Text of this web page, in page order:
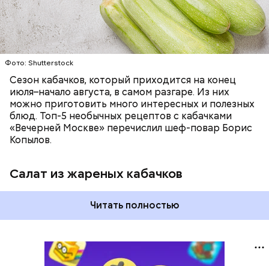
Фото: Shutterstock
Сезон кабачков, который приходится на конец
июля–начало августа, в самом разгаре. Из них
можно приготовить много интересных и полезных
блюд. Топ-5 необычных рецептов с кабачками
«Вечерней Москве» перечислил шеф-повар Борис
Копылов.
Салат из жареных кабачков
Читать полностью